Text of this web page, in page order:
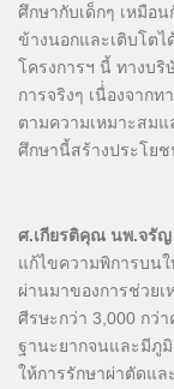
ศึกษากับเด็กๆ เหมือ
ข้างนอกและเติบโต
โครงการฯ นี้ ทางบริ
การจริงๆ เนื่่องจาก
ตามความเหมาะสม
ศึกษานี้สร้างประโย
ศ.เกียรติคุณ นพ.จรั
แก้ไขความพิการบน
ผ่านมาของการช่วย
ศีรษะกว่า 3,000 กว่
ฐานะยากจนและมีภูมิ
ให้การรักษาผ่าตัดแ